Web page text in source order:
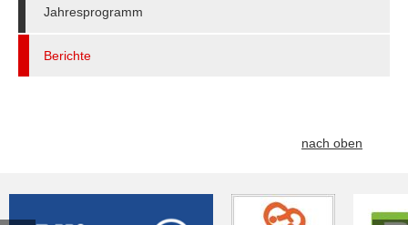
Jahresprogramm
Berichte
nach oben